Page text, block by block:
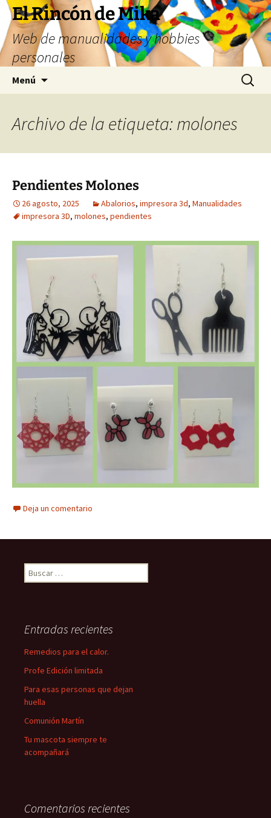
Saltar
contenido
El Rincón de Mika
Web de manualidades y hobbies
personales
Menú Buscar:
Archivo de la etiqueta: molones
Pendientes Molones
26 agosto, 2025 Abalorios, impresora 3d, Manualidades
impresora 3D, molones, pendientes
Deja un comentario
Buscar:
Entradas recientes
Remedios para el calor.
Profe Edición limitada
Para esas personas que dejan
huella
Comunión Martín
Tu mascota siempre te
acompañará
Comentarios recientes